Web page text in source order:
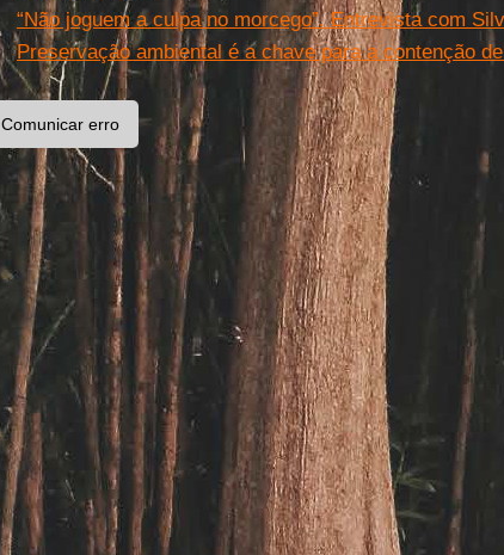
“Não joguem a culpa no morcego”. Entrevista com
Preservação ambiental é a chave para a contenção
Comunicar erro